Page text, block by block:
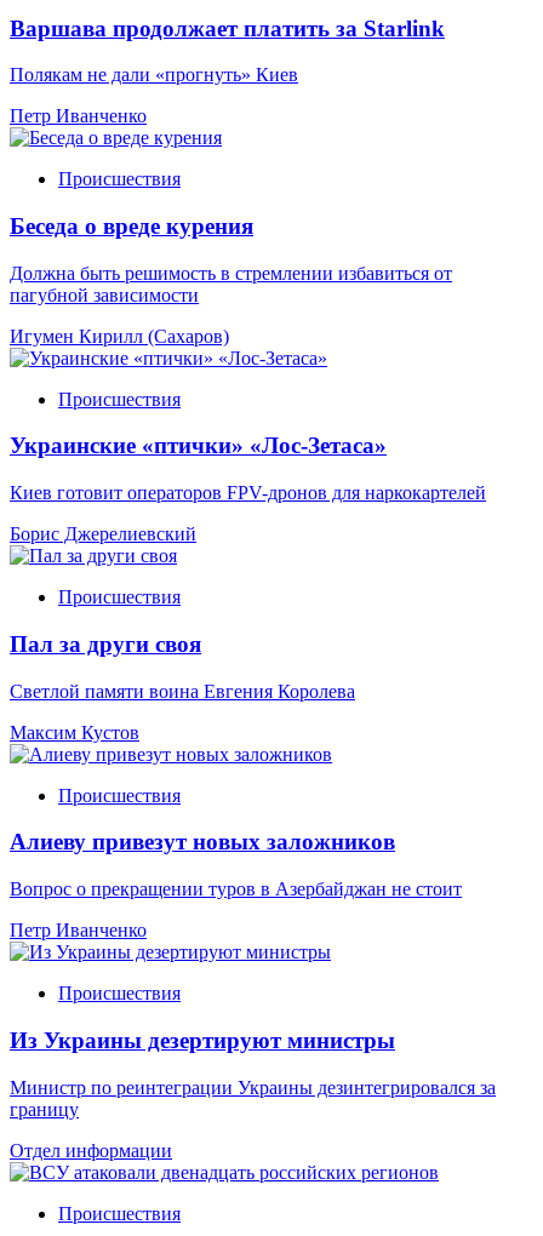
Варшава продолжает платить за Starlink
Полякам не дали «прогнуть» Киев
Петр Иванченко
Происшествия
Беседа о вреде курения
Должна быть решимость в стремлении избавиться от
пагубной зависимости
Игумен Кирилл (Сахаров)
Происшествия
Украинские «птички» «Лос-Зетаса»
Киев готовит операторов FPV-дронов для наркокартелей
Борис Джерелиевский
Происшествия
Пал за други своя
Светлой памяти воина Евгения Королева
Максим Кустов
Происшествия
Алиеву привезут новых заложников
Вопрос о прекращении туров в Азербайджан не стоит
Петр Иванченко
Происшествия
Из Украины дезертируют министры
Министр по реинтеграции Украины дезинтегрировался за
границу
Отдел информации
Происшествия